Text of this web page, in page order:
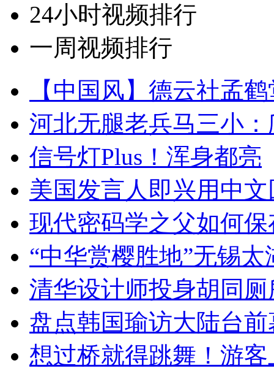
24小时视频排行
一周视频排行
【中国风】德云社孟
河北无腿老兵马三小
信号灯Plus！浑身都亮
美国发言人即兴用中
现代密码学之父如何
“中华赏樱胜地”无锡
清华设计师投身胡同
盘点韩国瑜访大陆台
想过桥就得跳舞！游客